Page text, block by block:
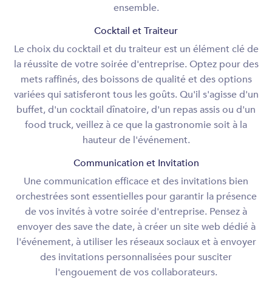
ensemble.
Cocktail et Traiteur
Le choix du cocktail et du traiteur est un élément clé de
la réussite de votre soirée d'entreprise. Optez pour des
mets raffinés, des boissons de qualité et des options
variées qui satisferont tous les goûts. Qu'il s'agisse d'un
buffet, d'un cocktail dînatoire, d'un repas assis ou d'un
food truck, veillez à ce que la gastronomie soit à la
hauteur de l'événement.
Communication et Invitation
Une communication efficace et des invitations bien
orchestrées sont essentielles pour garantir la présence
de vos invités à votre soirée d'entreprise. Pensez à
envoyer des save the date, à créer un site web dédié à
l'événement, à utiliser les réseaux sociaux et à envoyer
des invitations personnalisées pour susciter
l'engouement de vos collaborateurs.